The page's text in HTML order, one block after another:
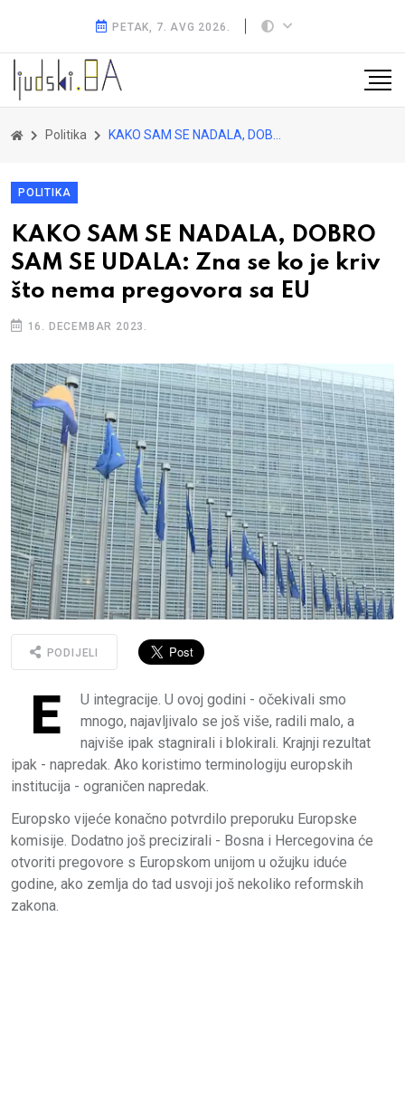
PETAK, 7. AVG 2026.
Politika KAKO SAM SE NADALA, DOBRO SAM SE UDALA: Zna se ko je kriv što nema pregovora sa EU
POLITIKA
KAKO SAM SE NADALA, DOBRO
SAM SE UDALA: Zna se ko je kriv
što nema pregovora sa EU
16. DECEMBAR 2023.
PODIJELI
E
U integracije. U ovoj godini - očekivali smo
mnogo, najavljivalo se još više, radili malo, a
najviše ipak stagnirali i blokirali. Krajnji rezultat
ipak - napredak. Ako koristimo terminologiju europskih
institucija - ograničen napredak.
Europsko vijeće konačno potvrdilo preporuku Europske
komisije. Dodatno još precizirali - Bosna i Hercegovina će
otvoriti pregovore s Europskom unijom u ožujku iduće
godine, ako zemlja do tad usvoji još nekoliko reformskih
zakona.